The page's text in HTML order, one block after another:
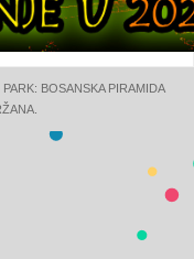
BOSANSKA PIRAMIDA